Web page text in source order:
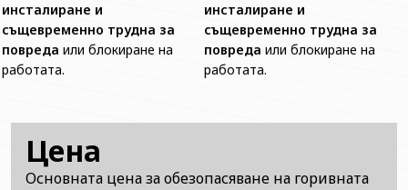
инсталиране и
същевременно трудна за
повреда или блокиране на
работата.
инсталиране и
същевременно трудна за
повреда или блокиране на
работата.
Цена
Основната цена за обезопасяване на горивната